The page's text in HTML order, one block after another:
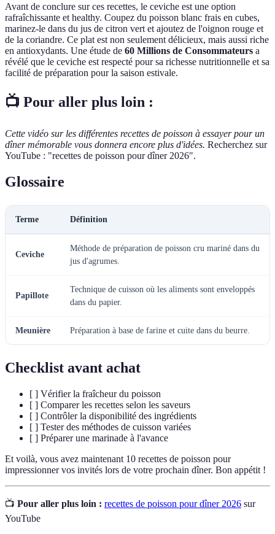
Avant de conclure sur ces recettes, le ceviche est une option
rafraîchissante et healthy. Coupez du poisson blanc frais en cubes,
marinez-le dans du jus de citron vert et ajoutez de l'oignon rouge et
de la coriandre. Ce plat est non seulement délicieux, mais aussi riche
en antioxydants. Une étude de 60 Millions de Consommateurs a
révélé que le ceviche est respecté pour sa richesse nutritionnelle et sa
facilité de préparation pour la saison estivale.
📺 Pour aller plus loin :
Cette vidéo sur les différentes recettes de poisson à essayer pour un
dîner mémorable vous donnera encore plus d'idées. Recherchez sur
YouTube : "recettes de poisson pour dîner 2026".
Glossaire
Terme Définition
Ceviche
Méthode de préparation de poisson cru mariné dans du
jus d'agrumes.
Papillote
Technique de cuisson où les aliments sont enveloppés
dans du papier.
Meunière Préparation à base de farine et cuite dans du beurre.
Checklist avant achat
[ ] Vérifier la fraîcheur du poisson
[ ] Comparer les recettes selon les saveurs
[ ] Contrôler la disponibilité des ingrédients
[ ] Tester des méthodes de cuisson variées
[ ] Préparer une marinade à l'avance
Et voilà, vous avez maintenant 10 recettes de poisson pour
impressionner vos invités lors de votre prochain dîner. Bon appétit !
📺 Pour aller plus loin : recettes de poisson pour dîner 2026 sur
YouTube